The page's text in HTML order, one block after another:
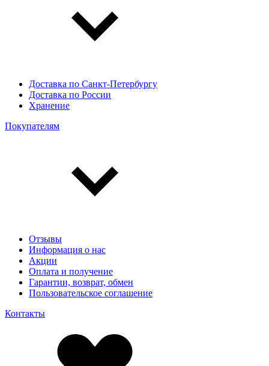
Доставка по Санкт-Петербургу
Доставка по России
Хранение
Покупателям
Отзывы
Информация о нас
Акции
Оплата и получение
Гарантии, возврат, обмен
Пользовательское соглашение
Контакты